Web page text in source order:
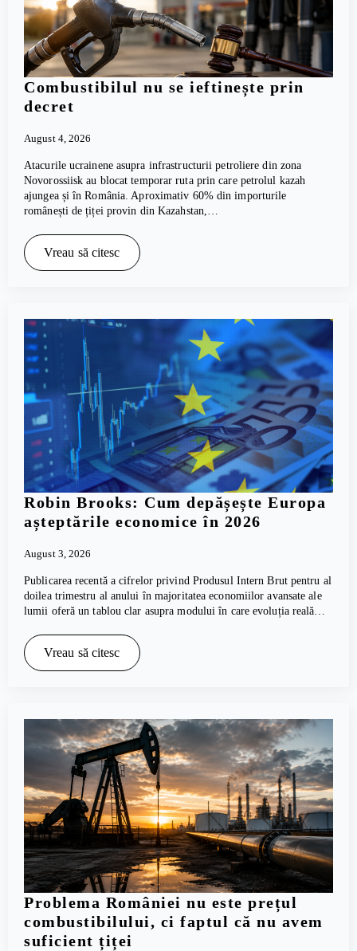
Combustibilul nu se ieftinește prin
decret
August 4, 2026
Atacurile ucrainene asupra infrastructurii petroliere din zona
Novorossiisk au blocat temporar ruta prin care petrolul kazah
ajungea și în România. Aproximativ 60% din importurile
românești de țiței provin din Kazahstan,…
Vreau să citesc
Robin Brooks: Cum depășește Europa
așteptările economice în 2026
August 3, 2026
Publicarea recentă a cifrelor privind Produsul Intern Brut pentru al
doilea trimestru al anului în majoritatea economiilor avansate ale
lumii oferă un tablou clar asupra modului în care evoluția reală…
Vreau să citesc
Problema României nu este prețul
combustibilului, ci faptul că nu avem
suficient țiței